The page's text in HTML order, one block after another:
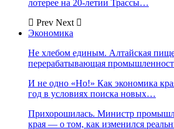
лотерее на 20-летии Трассы…
Prev Next
Экономика
Не хлебом единым. Алтайская
перерабатывающая
И не одно «Но!» Как экономика
год в условиях поиска новых…
Прихорошилась. Министр
края — о том, как изменился